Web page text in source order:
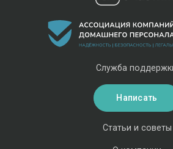
Статьи и советы
Служба
Написать